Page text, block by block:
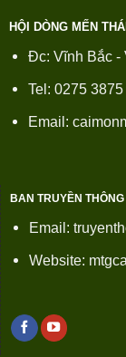
HỘI DÒNG MẾN
Đc: Vĩnh Bắc -
Tel: 0275
Email:
BAN TRUYỀN
Email:
Website: